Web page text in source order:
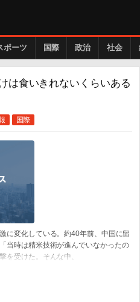
ポーツ 国際 政治 社会
は食いきれないくらいある
国際
に変化している。約40年前、中国に留
当時は精米技術が進んでいなかったの
を受けた。そんな中、